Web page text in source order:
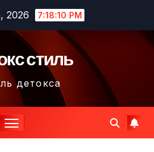
2026 7:18:11 PM
стиль
детокса